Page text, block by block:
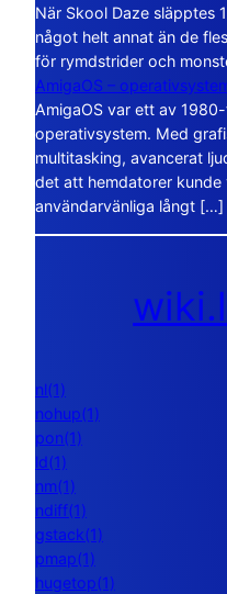
När Skool Daze släpptes
något helt annat än de
för rymdstrider och
AmigaOS –
AmigaOS var ett av
operativsystem. Med
multitasking, avancerat
det att hemdatorer
användarvänliga långt […]
nl(1)
nohup(1)
pon(1)
ld(1)
nm(1)
ndiff(1)
gstack(1)
pmap(1)
hugetop(1)